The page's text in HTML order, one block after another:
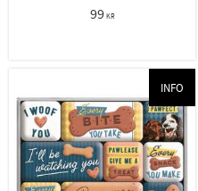
99KR
INFO